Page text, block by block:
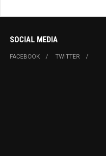
SOCIAL MEDIA
FACEBOOK TWITTER